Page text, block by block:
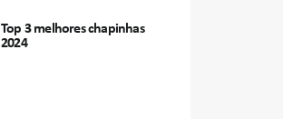
Top 3 melhores chapinhas
2024